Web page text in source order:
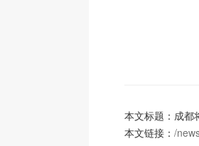
本文标题：成都
本文链接： /